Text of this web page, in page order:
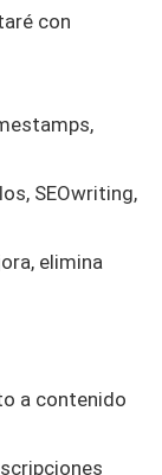
con
SEOwriting,
elimina
a contenido